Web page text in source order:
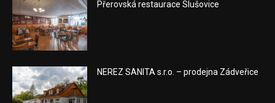
Přerovská restaurace Slušovice
NEREZ SANITA s.r.o. – prodejna Zádveřice